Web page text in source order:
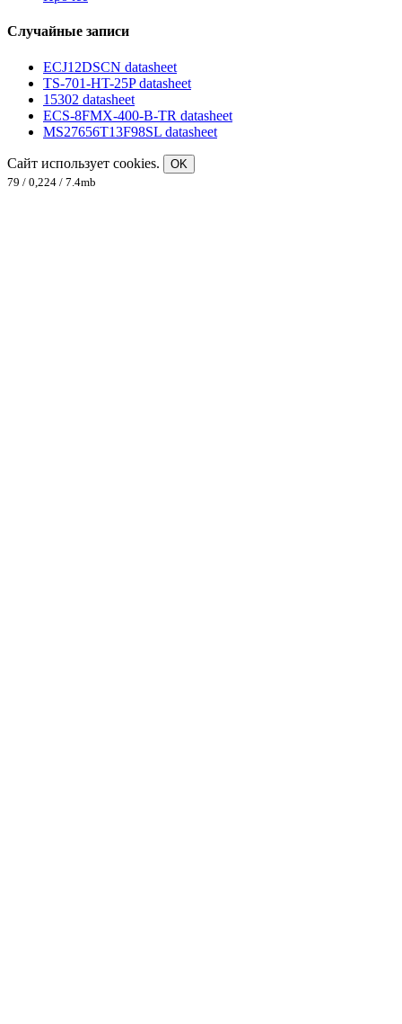
Случайные записи
ECJ12DSCN datasheet
TS-701-HT-25P datasheet
15302 datasheet
ECS-8FMX-400-B-TR datasheet
MS27656T13F98SL datasheet
Сайт использует cookies.
OK
79 / 0,224 / 7.4mb